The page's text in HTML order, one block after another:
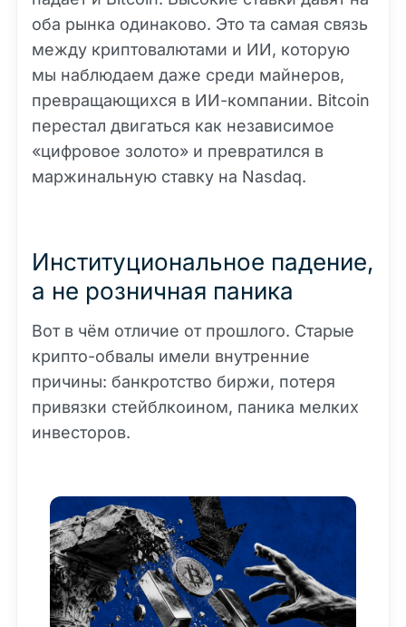
оба рынка одинаково. Это та самая связь
между криптовалютами и ИИ, которую
мы наблюдаем даже среди майнеров,
превращающихся в ИИ-компании. Bitcoin
перестал двигаться как независимое
«цифровое золото» и превратился в
маржинальную ставку на Nasdaq.
Институциональное падение,
а не розничная паника
Вот в чём отличие от прошлого. Старые
крипто-обвалы имели внутренние
причины: банкротство биржи, потеря
привязки стейблкоином, паника мелких
инвесторов.